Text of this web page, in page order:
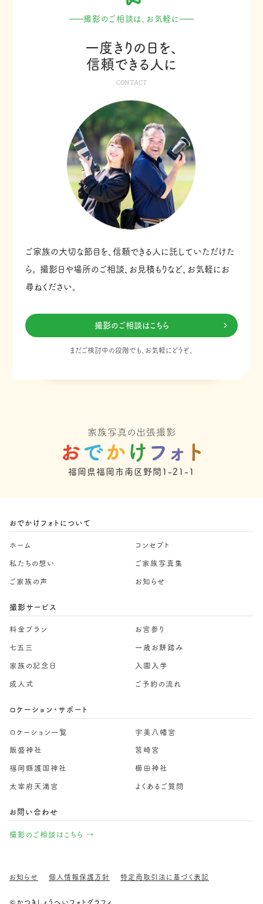
撮影のご相談は、お気軽に
一度きりの日を、
信頼できる人に
CONTACT
ご家族の大切な節目を、信頼できる人に託していただけた
ら。
撮影日や場所のご相談、お見積もりなど、お気軽にお
尋ねください。
撮影のご相談はこちら
まだご検討中の段階でも、お気軽にどうぞ。
福岡県福岡市南区野間1-21-1
おでかけフォトについて
ホーム コンセプト
私たちの想い ご家族写真集
ご家族の声 お知らせ
撮影サービス
料金プラン お宮参り
七五三 一歳お餅踏み
家族の記念日 入園入学
成人式 ご予約の流れ
ロケーション・サポート
ロケーション一覧 宇美八幡宮
飯盛神社 筥崎宮
福岡縣護国神社 櫛田神社
太宰府天満宮 よくあるご質問
お問い合わせ
撮影のご相談はこちら →
お知らせ 個人情報保護方針 特定商取引法に基づく表記
©かつきしょうへいフォトグラフィ